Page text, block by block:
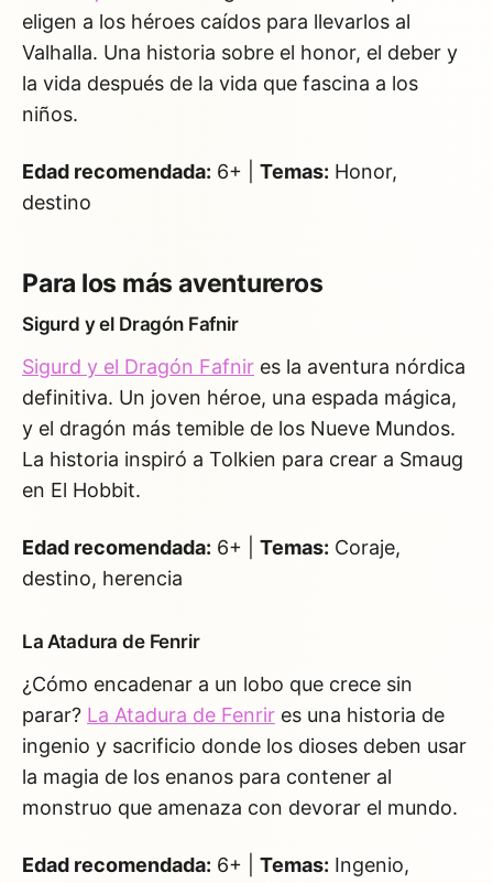
eligen a los héroes caídos para llevarlos al
Valhalla. Una historia sobre el honor, el deber y
la vida después de la vida que fascina a los
niños.
Edad recomendada: 6+ | Temas: Honor,
destino
Para los más aventureros
Sigurd y el Dragón Fafnir
Sigurd y el Dragón Fafnir es la aventura nórdica
definitiva. Un joven héroe, una espada mágica,
y el dragón más temible de los Nueve Mundos.
La historia inspiró a Tolkien para crear a Smaug
en El Hobbit.
Edad recomendada: 6+ | Temas: Coraje,
destino, herencia
La Atadura de Fenrir
¿Cómo encadenar a un lobo que crece sin
parar? La Atadura de Fenrir es una historia de
ingenio y sacrificio donde los dioses deben usar
la magia de los enanos para contener al
monstruo que amenaza con devorar el mundo.
Edad recomendada: 6+ | Temas: Ingenio,